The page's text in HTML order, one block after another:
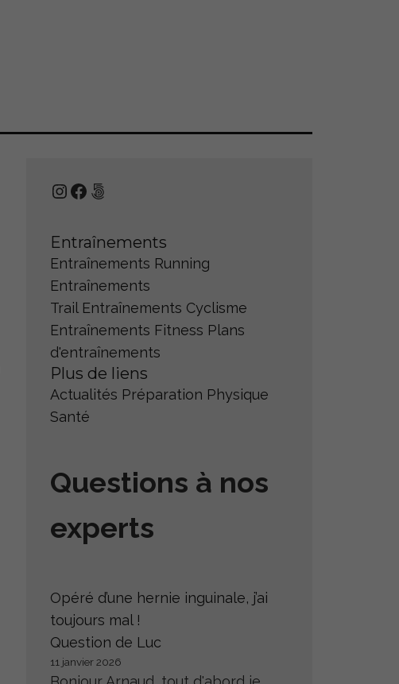
Instagram
Facebook
500px
Entraînements
Entraînements Running
Entraînements
Trail Entraînements Cyclisme
Entraînements Fitness Plans
d'entraînements
Plus de liens
Actualités Préparation Physique
Santé
Questions à nos
experts
Opéré d’une hernie inguinale, j’ai
toujours mal !
Question de Luc
11 janvier 2026